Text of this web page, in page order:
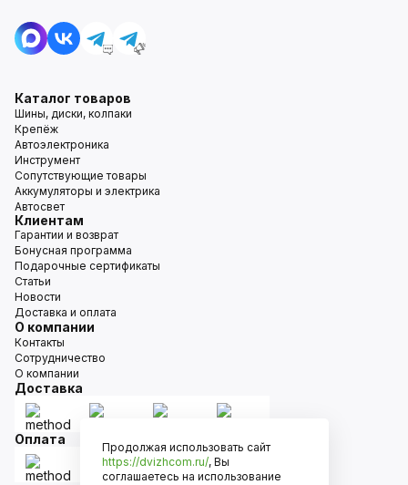
Каталог товаров
Шины, диски, колпаки
Крепёж
Автоэлектроника
Инструмент
Сопутствующие товары
Аккумуляторы и электрика
Автосвет
Клиентам
Гарантии и возврат
Бонусная программа
Подарочные сертификаты
Статьи
Новости
Доставка и оплата
О компании
Контакты
Сотрудничество
О компании
Доставка
Оплата
Продолжая использовать сайт
https://dvizhcom.ru/, Вы
соглашаетесь на использование